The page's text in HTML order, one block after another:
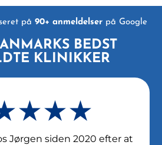
på 90+ anmeldelserpå Google
BEDST
KLINIKKER
Jørgen siden 2020 efter at